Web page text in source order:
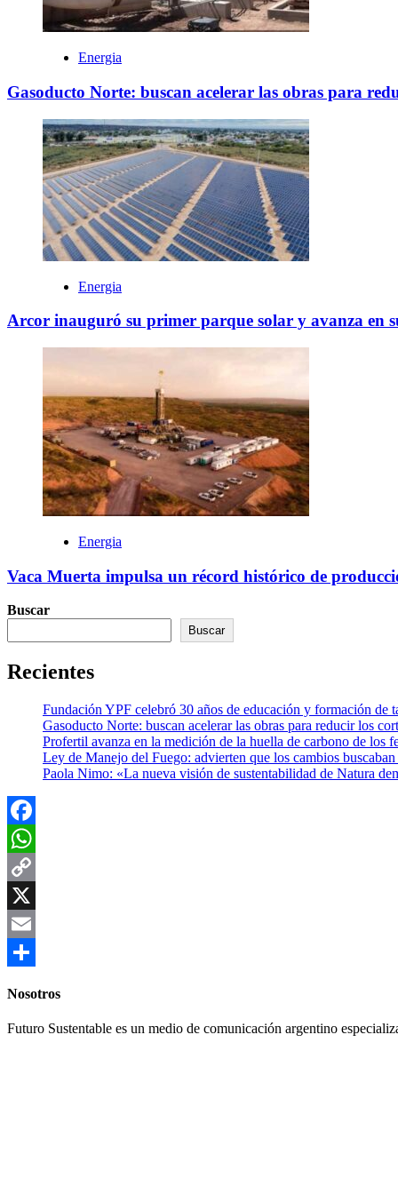
Energia
Gasoducto Norte: buscan acelerar las obras para
Energia
Arcor inauguró su primer parque solar y avanza en
Energia
Vaca Muerta impulsa un récord histórico de
Buscar
Buscar
Recientes
Fundación YPF celebró 30 años de educación y formación de
Gasoducto Norte: buscan acelerar las obras para reducir los
Profertil avanza en la medición de la huella de carbono de los
Ley de Manejo del Fuego: advierten que los cambios
Paola Nimo: «La nueva visión de sustentabilidad de Natura
Facebook
WhatsApp
Copy
Link
X
Email
Nosotros
Futuro Sustentable es un medio de comunicación argentino